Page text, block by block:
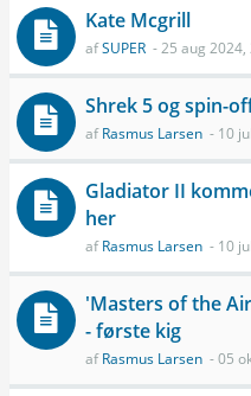
Kate Mcgrill
afSUPER - 25 aug 2024,
Shrek 5 og spin-
afRasmus Larsen - 10
Gladiator II
her
afRasmus Larsen - 10
'Masters of the
- første kig
afRasmus Larsen - 05